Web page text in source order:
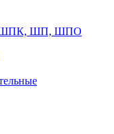
ШПК, ШП, ШПО